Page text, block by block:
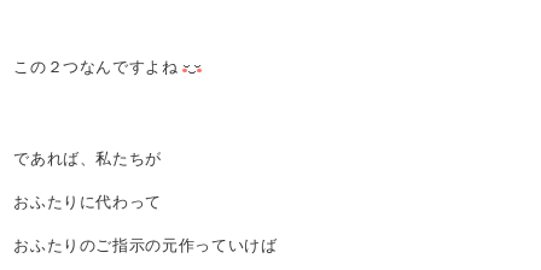
この２つなんですよね
であれば、私たちが
おふたりに代わって
おふたりのご指示の元作っていけば